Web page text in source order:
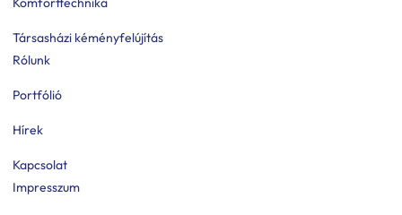
Társasházi kéményfelújítás
Rólunk
Portfólió
Hírek
Kapcsolat
Impresszum